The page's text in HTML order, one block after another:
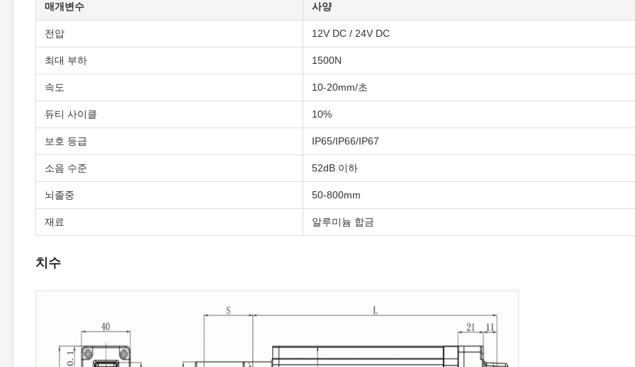
매개변수 사양
전압 12V DC / 24V DC
최대 부하 1500N
속도 10-20mm/초
듀티 사이클 10%
보호 등급 IP65/IP66/IP67
소음 수준 52dB 이하
뇌졸중 50-800mm
재료 알루미늄 합금
치수